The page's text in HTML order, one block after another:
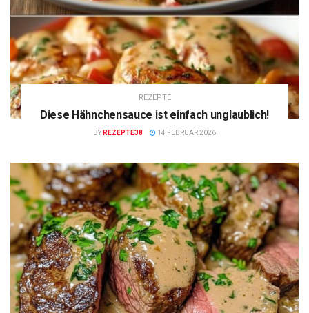
REZEPTE
Diese Hähnchensauce ist einfach unglaublich!
BY REZEPTE38 14 FEBRUAR 2026